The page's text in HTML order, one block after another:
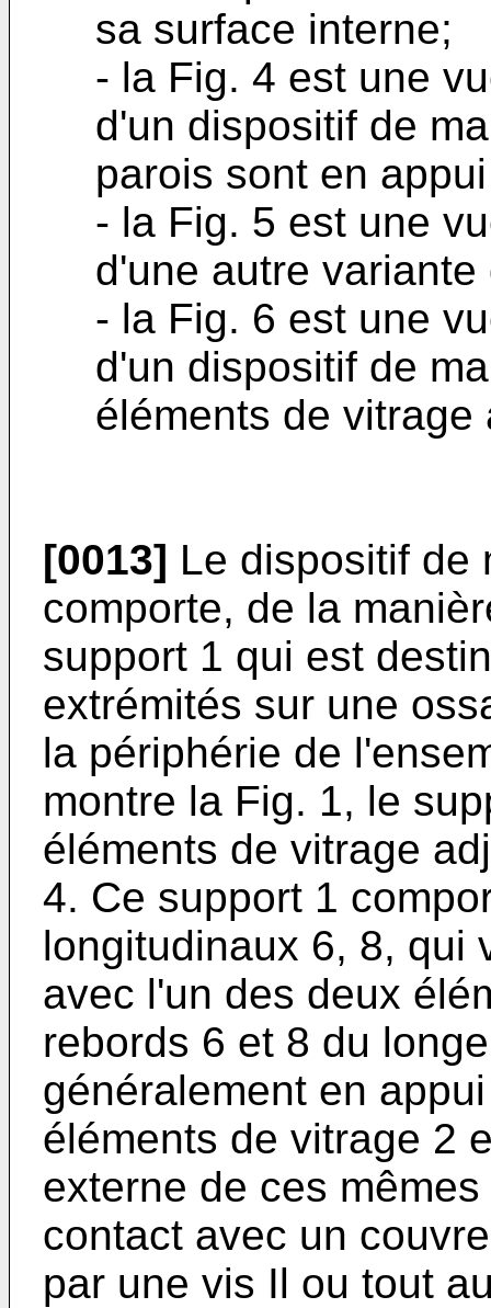
sa surface interne;
- la Fig. 4 est une
d'un dispositif de
parois sont en
- la Fig. 5 est une
d'une autre
- la Fig. 6 est une
d'un dispositif de
éléments de vitrage
[0013] Le dispositif de
comporte, de la
support 1 qui est
extrémités sur une
la périphérie de
montre la Fig. 1, le
éléments de vitrage
4. Ce support 1
longitudinaux 6, 8, qui
avec l'un des deux
rebords 6 et 8 du
généralement en
éléments de vitrage 2
externe de ces
contact avec un
par une vis Il ou tout